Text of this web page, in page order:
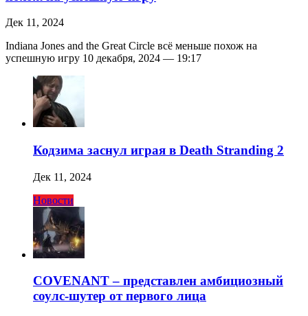
Дек 11, 2024
Indiana Jones and the Great Circle всё меньше похож на
успешную игру 10 декабря, 2024 — 19:17
Кодзима заснул играя в Death Stranding 2
Дек 11, 2024
Новости
COVENANT – представлен амбициозный
соулс-шутер от первого лица